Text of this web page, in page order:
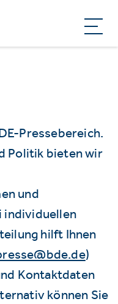
Pressebereich.
Politik bieten wir
und
individuellen
hilft Ihnen
)
Kontaktdaten
können Sie